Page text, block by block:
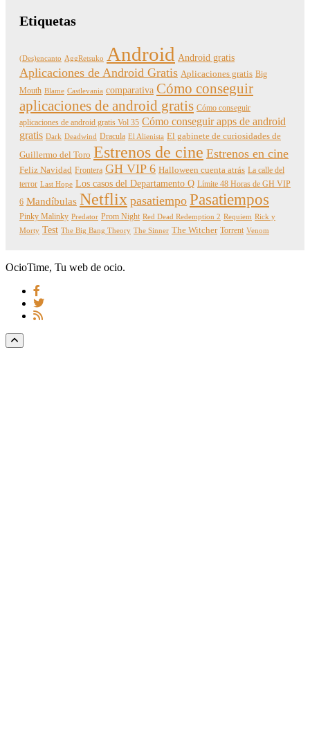
Etiquetas
(Des)encanto AggRetsuko Android Android gratis
Aplicaciones de Android Gratis Aplicaciones gratis Big
Mouth Blame Castlevania comparativa Cómo conseguir
aplicaciones de android gratis Cómo conseguir
aplicaciones de android gratis Vol 35 Cómo conseguir apps de android
gratis Dark Deadwind Dracula El Alienista El gabinete de curiosidades de
Guillermo del Toro Estrenos de cine Estrenos en cine
Feliz Navidad Frontera GH VIP 6 Halloween cuenta atrás La calle del
terror Last Hope Los casos del Departamento Q Límite 48 Horas de GH VIP
6 Mandíbulas Netflix pasatiempo Pasatiempos
Pinky Malinky Predator Prom Night Red Dead Redemption 2 Requiem Rick y
Morty Test The Big Bang Theory The Sinner The Witcher Torrent Venom
OcioTime, Tu web de ocio.